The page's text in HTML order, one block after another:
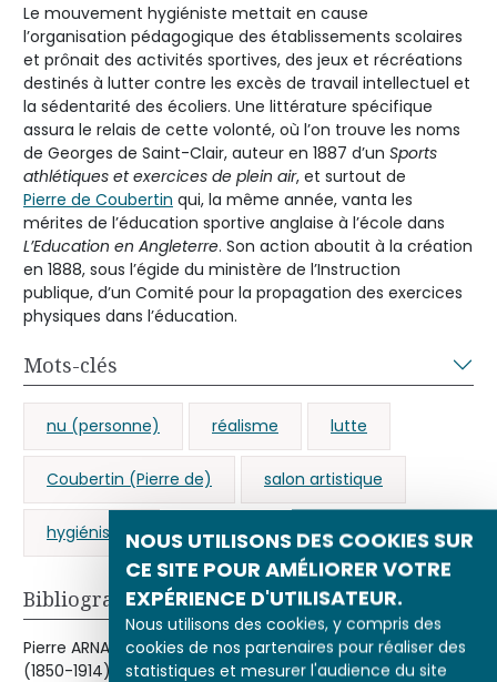
NOUS UTILISONS DES COOKIES SUR
CE SITE POUR AMÉLIORER VOTRE
EXPÉRIENCE D'UTILISATEUR.
Nous utilisons des cookies, y compris des
cookies de nos partenaires pour réaliser des
statistiques et mesurer l'audience du site
Le mouvement hygiéniste mettait en cause
l’organisation pédagogique des établissements scolaires
et prônait des activités sportives, des jeux et récréations
destinés à lutter contre les excès de travail intellectuel et
la sédentarité des écoliers. Une littérature spécifique
assura le relais de cette volonté, où l’on trouve les noms
de Georges de Saint-Clair, auteur en 1887 d’un Sports
athlétiques et exercices de plein air, et surtout de
Pierre de Coubertin qui, la même année, vanta les
mérites de l’éducation sportive anglaise à l’école dans
L’Education en Angleterre. Son action aboutit à la création
en 1888, sous l’égide du ministère de l’Instruction
publique, d’un Comité pour la propagation des exercices
physiques dans l’éducation.
Mots-clés
nu (personne) réalisme lutte
Coubertin (Pierre de) salon artistique
hygiénisme
Bibliographie
Pierre ARNAUD « Le sport et les Français, enjeu de société
(1850-1914) » in48/14. La Revue du musée d’Orsay, n° 6,